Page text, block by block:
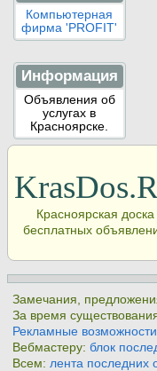
Компьютерная
фирма 'PROFIT'
Информация
Объявления об
услугах в
Красноярске.
Красноярская доска
бесплатных
Замечания,
За время
Рекламные
Вебмастеру:блок
Всем: лента последних